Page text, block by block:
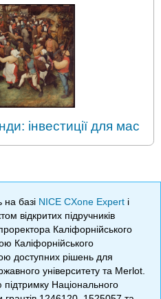
інвестиції для мас
на базі NICE CXone Expert і
відкритих підручників
Каліфорнійського
Каліфорнійського
доступних рішень для
університету та Merlot.
Національного